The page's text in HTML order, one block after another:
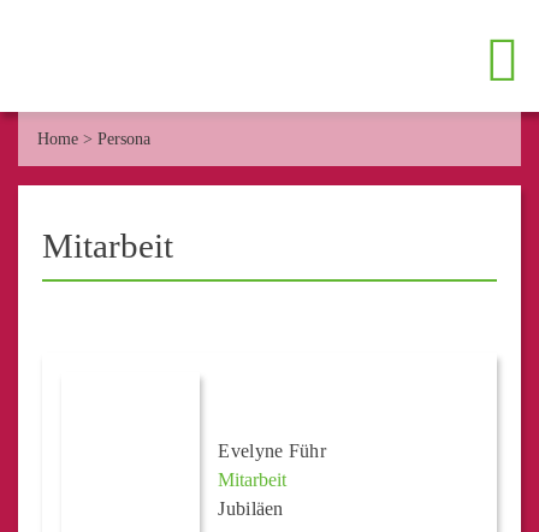
Home > Persona
Mitarbeit
Evelyne Führ
Mitarbeit
Jubiläen